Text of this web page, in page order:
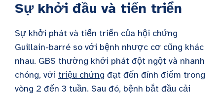
Sự khởi đầu và tiến triển
Sự khởi phát và tiến triển của hội chứng
Guillain-barré so với bệnh nhược cơ cũng khác
nhau. GBS thường khởi phát đột ngột và nhanh
chóng, với triệu chứng đạt đến đỉnh điểm trong
vòng 2 đến 3 tuần. Sau đó, bệnh bắt đầu cải